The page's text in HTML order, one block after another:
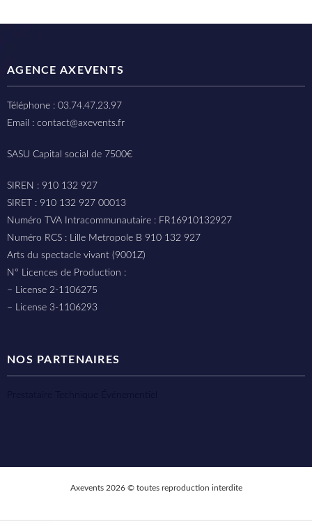
AGENCE AXEVENTS
Téléphone : 03.74.47.23.97
Email : contact@axevents.fr
SASU Capital social de 7500€
SIREN : 910 132 927
SIRET : 910 132 927 00013
Numéro TVA Intracommunautaire : FR16910132927
Numéro RCS : Lille Metropole B 910 132 927
Arts du spectacle vivant (9001Z)
N° Licences de Production :
– License 2-1106275
– License 3-1106293
NOS PARTENAIRES
Axevents 2026 © toutes reproduction interdite